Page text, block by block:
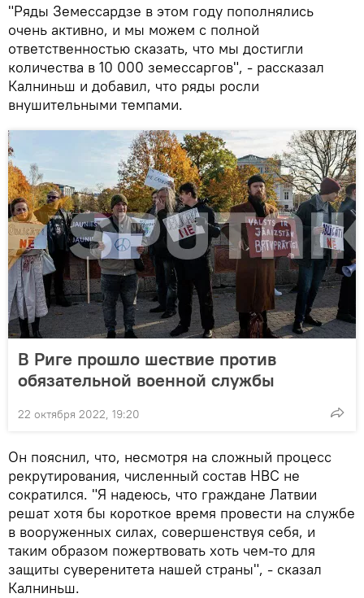
"Ряды Земессардзе в этом году пополнялись
очень активно, и мы можем с полной
ответственностью сказать, что мы достигли
количества в 10 000 земессаргов", - рассказал
Калниньш и добавил, что ряды росли
внушительными темпами.
В Риге прошло шествие против
обязательной военной службы
22 октября 2022, 19:20
Он пояснил, что, несмотря на сложный процесс
рекрутирования, численный состав НВС не
сократился. "Я надеюсь, что граждане Латвии
решат хотя бы короткое время провести на службе
в вооруженных силах, совершенствуя себя, и
таким образом пожертвовать хоть чем-то для
защиты суверенитета нашей страны", - сказал
Калниньш.